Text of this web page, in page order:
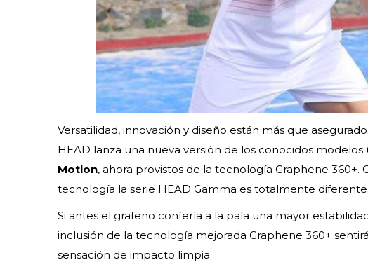
Versatilidad, innovación y diseño están más que
HEAD lanza una nueva versión de los conocidos modelos
Motion, ahora provistos de la tecnología Graphene
tecnología la serie HEAD Gamma es totalmente diferente.
Si antes el grafeno confería a la pala una mayor
inclusión de la tecnología mejorada Graphene 360+
sensación de impacto limpia.